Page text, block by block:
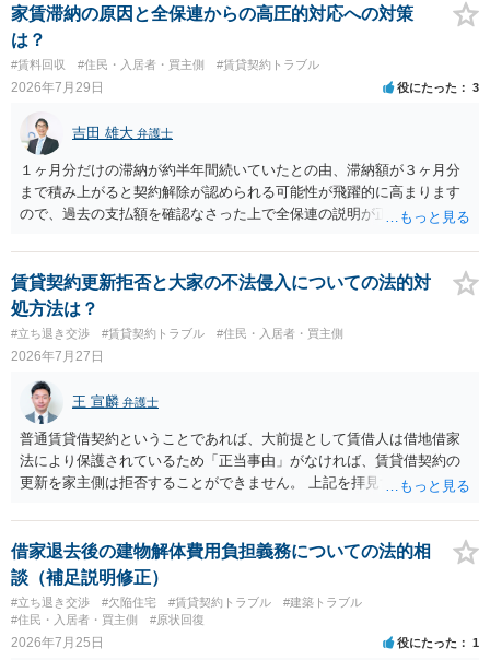
も、建物を賃貸人に一日も早く明け渡すための便宜的方法として理解
するのが良いと思います。またその方法で進めた方が、連帯保証人で
あるお知り合いさんにとっても、自身の経済的負担を最小限に食い止
められるため望ましいやり方だといえます。
家賃滞納の原因と全保連からの高圧的対応への対策
は？
#賃料回収 #住民・入居者・買主側 #賃貸契約トラブル
2026年7月29日 役にたった 3
吉田 雄大 弁護士
１ヶ月分だけの滞納が約半年間続いていたとの由、滞納額が３ヶ月分
まで積み上がると契約解除が認められる可能性が飛躍的に高まります
ので、過去の支払額を確認なさった上で全保連の説明が正しければ、
た理由は気になるところですが、中身のある返答は期待できないと思
います。
賃貸契約更新拒否と大家の不法侵入についての法的対
処方法は？
#立ち退き交渉 #賃貸契約トラブル #住民・入居者・買主側
2026年7月27日
王 宣麟 弁護士
普通賃貸借契約ということであれば、大前提として賃借人は借地借家
法により保護されているため「正当事由」がなければ、賃貸借契約の
更新を家主側は拒否することができません。 上記を拝見する限り、通
定期確認させてもらないこと」が直ちに正当事由に当たるとは思えま
せんので、更新拒絶を拒否される方向性でよろしいかと存じます。 そ
の交渉の中で、一定の金銭をもらえれば退去には応じる旨交渉をして
みるのはいかがでしょうか。 過去に賃借人の許可なく無断で賃貸人が
入室する行為自体は不法行為となり、また刑事的にも住居侵入罪が成
立する可能性がありますので、これを理由に一定の金銭賠償を求める
借家退去後の建物解体費用負担義務についての法的相
談（補足説明修正）
#立ち退き交渉 #欠陥住宅 #賃貸契約トラブル
#建築トラブル
#住民・入居者・買主側
#原状回復
2026年7月25日 役にたった 1